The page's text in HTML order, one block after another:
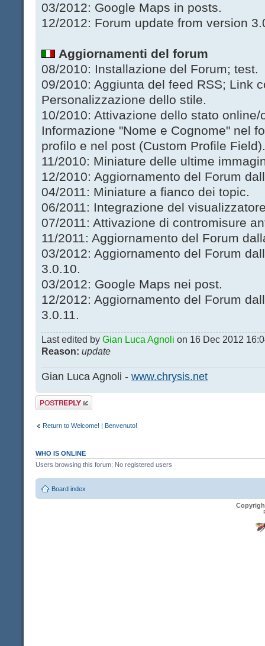
03/2012: Google Maps in posts.
12/2012: Forum update from version
Aggiornamenti del forum
08/2010: Installazione del Forum; test.
09/2010: Aggiunta del feed RSS; Link
Personalizzazione dello stile.
10/2010: Attivazione dello stato
Informazione "Nome e Cognome" nel
profilo e nel post (Custom Profile Field).
11/2010: Miniature delle ultime
12/2010: Aggiornamento del Forum
04/2011: Miniature a fianco dei topic.
06/2011: Integrazione del
07/2011: Attivazione di contromisure
11/2011: Aggiornamento del Forum
03/2012: Aggiornamento del Forum
3.0.10.
03/2012: Google Maps nei post.
12/2012: Aggiornamento del Forum
3.0.11.
Last edited by Gian Luca Agnoli on 16 Dec 2012
Reason: update
Gian Luca Agnoli - www.chrysis.net
Post a reply
Return to Welcome! | Benvenuto!
WHO IS ONLINE
Users browsing this forum: No registered users
Board index